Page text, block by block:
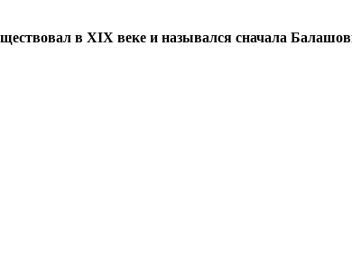
в XIX веке и назывался сначала